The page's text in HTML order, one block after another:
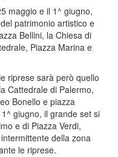
maggio e il 1^ giugno,
patrimonio artistico e
Bellini, la Chiesa di
Piazza Marina e
riprese sarà però quello
Cattedrale di Palermo,
Bonello e piazza
giugno, il grande set si
e di Piazza Verdi,
della zona
le riprese.